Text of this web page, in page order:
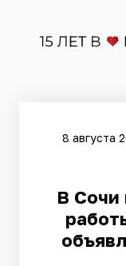
8 августа
В Сочи